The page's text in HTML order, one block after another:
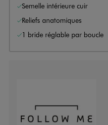
Semelle intérieure cuir
Reliefs anatomiques
1 bride réglable par boucle